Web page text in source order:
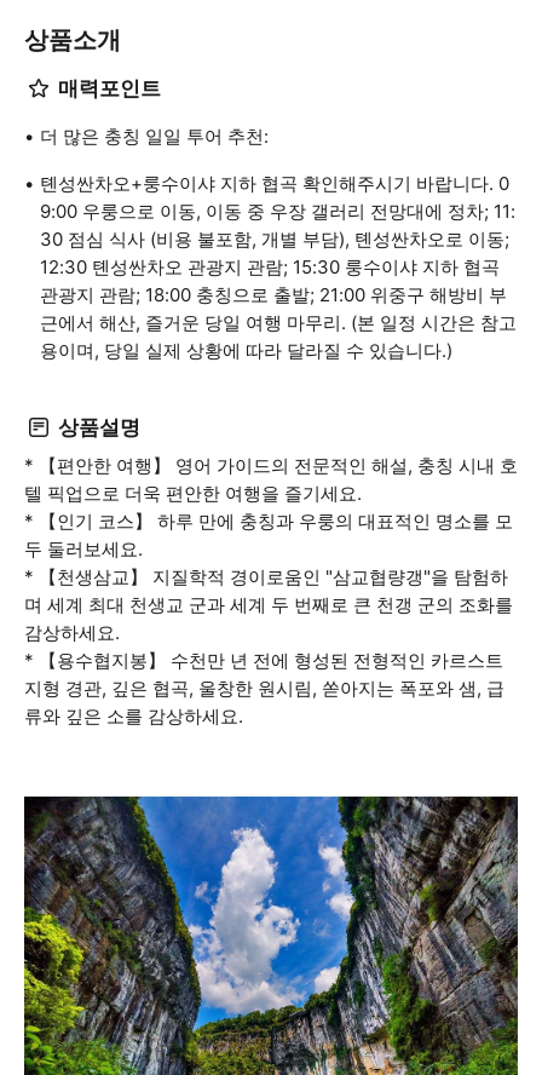
상품소개
매력포인트
더 많은 충칭 일일 투어 추천:
톈성싼차오+룽수이샤 지하 협곡 확인해주시기 바랍니다. 0
9:00 우룽으로 이동, 이동 중 우장 갤러리 전망대에 정차; 11:
30 점심 식사 (비용 불포함, 개별 부담), 톈성싼차오로 이동;
12:30 톈성싼차오 관광지 관람; 15:30 룽수이샤 지하 협곡
관광지 관람; 18:00 충칭으로 출발; 21:00 위중구 해방비 부
근에서 해산, 즐거운 당일 여행 마무리. (본 일정 시간은 참고
용이며, 당일 실제 상황에 따라 달라질 수 있습니다.)
상품설명
* 【편안한 여행】 영어 가이드의 전문적인 해설, 충칭 시내 호
텔 픽업으로 더욱 편안한 여행을 즐기세요.
* 【인기 코스】 하루 만에 충칭과 우룽의 대표적인 명소를 모
두 둘러보세요.
* 【천생삼교】 지질학적 경이로움인 "삼교협량갱"을 탐험하
며 세계 최대 천생교 군과 세계 두 번째로 큰 천갱 군의 조화를
감상하세요.
* 【용수협지봉】 수천만 년 전에 형성된 전형적인 카르스트
지형 경관, 깊은 협곡, 울창한 원시림, 쏟아지는 폭포와 샘, 급
류와 깊은 소를 감상하세요.